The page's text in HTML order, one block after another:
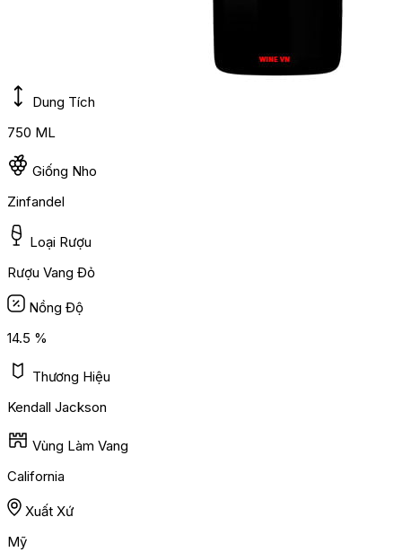
Dung Tích
750 ML
Giống Nho
Zinfandel
Loại Rượu
Rượu Vang Đỏ
Nồng Độ
14.5 %
Thương Hiệu
Kendall Jackson
Vùng Làm Vang
California
Xuất Xứ
Mỹ